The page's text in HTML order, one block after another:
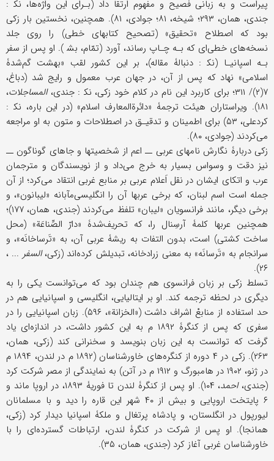
پیراست و به زبانی فصیح و مفهوم ارتقا داد (بـرای این واژه‌ها، نک‍ :
جندی، همان، ۲۹۳؛ شیخه، ۸۱؛ جوادی، ۸۱). همچنین، ‌نخستین بار زکی
بود که اصطلاح «تحقیق» (تصحیح کتابهای خطی) را روی جلد
نسخه‌های خطی‌ای که بـه چـاپ رساند، آورد (تمّام، بش‍ ‌). او پس از سفر
بـه اسپانیـا (نک‍ : دنبالۀ مقاله)، بر این کشور لقب «بهشت گم‌شدۀ
اسلامی» نهاد که پس از آن، در جهان عرب معمول و رایج شد (دباغ،
۷(۲)/ ۳۱۱؛ برای کاربرد این نام در کلام خود زکی، نک‍ : جندی،
المساجلات،
۱۸۱). ویراستاران هیئت ترجمۀ «دائرةالمعارف اسلام» (در این ‌باره، نک‍ :
کردعلی، ۵۳) برای اطمینان و تدقیـق در اصطلاحات و متون به او مراجعه
می‌کردند (جوادی، ۸۰).
زکی دربارۀ نگارش نامهای عربی ــ اعم از شخصیتها و جاهای گوناگون ــ
نیز دقت و وسواس بسیار به خرج می‌داد و از نویسندگان و مترجمان
عرب و اتکای ایشان در نقل اَعلام عربی بر منابع غربی انتقاد می‌کرد؛ از آن
جمله است اسم لبنان، که برخی عربها آن را انگلیسی‌مآبانه «لیبانون»، و
برخی دیگر، مانند فرانسویان «لیبان» تلفظ می‌کردند (جندی، همان، ۱۷۷)؛
همچنین عربها کلمۀ آرسِنال را، که تحریف‌شدۀ «دارّ الصِّناعَة» (محل
ساخت کشتی) است، بدون التفات به ریشۀ عربی آن، به «تَرساخانَه»، و
سرانجام به «تَرسانَه» به معنی زرادخانه، تبدیلش کرده‌اند (زکی،السفر ... ،
۲۶).
تسلط زکی بر زبان فرانسوی هم چندان بود که می‌توانست یکی را به
دیگری در لحظه ترجمه کند. او بر ایتالیایی، انگلیسی و اسپانیایی هم در
حد استفاده از منابعْ اشراف داشت («الخزانة»، ۵۹۶). زبان اسپانیایی را در
سفری که پس از کنگرۀ ۱۸۹۲ م به این کشور داشت، در اندازه‌ای یاد
گرفت که توانست به این زبان بنویسد و سخنرانی کند (زکی، همان،
۲۶۳). زکی در ۴ دوره از کنگره‌های خاورشناسان (۱۸۹۲ م در لندن، ۱۸۹۴ م
در ژنو، ۱۹۰۲ در هامبورگ و ۱۹۱۲ م در آتن) به نمایندگی از مصر شرکت کرد
(جندی،احمد
، ۱۰۴). او پس از کنگرۀ لندن تا فوریۀ ۱۸۹۳، در اروپا ماند و
۶ پایتخت اروپایی و بیش از ۴۰ شهر این قاره را دید و با مسلمانان
لیورپول در انگلستان، و پادشاه پرتغال و ملکۀ اسپانیا دیدار کرد (زکی،
همانجا). او پس از شرکت در کنگرۀ لندن، ارتباطات گسترده‌ای را با
خاورشناسان غربی آغاز کرد (جندی، همان، ۳۵).